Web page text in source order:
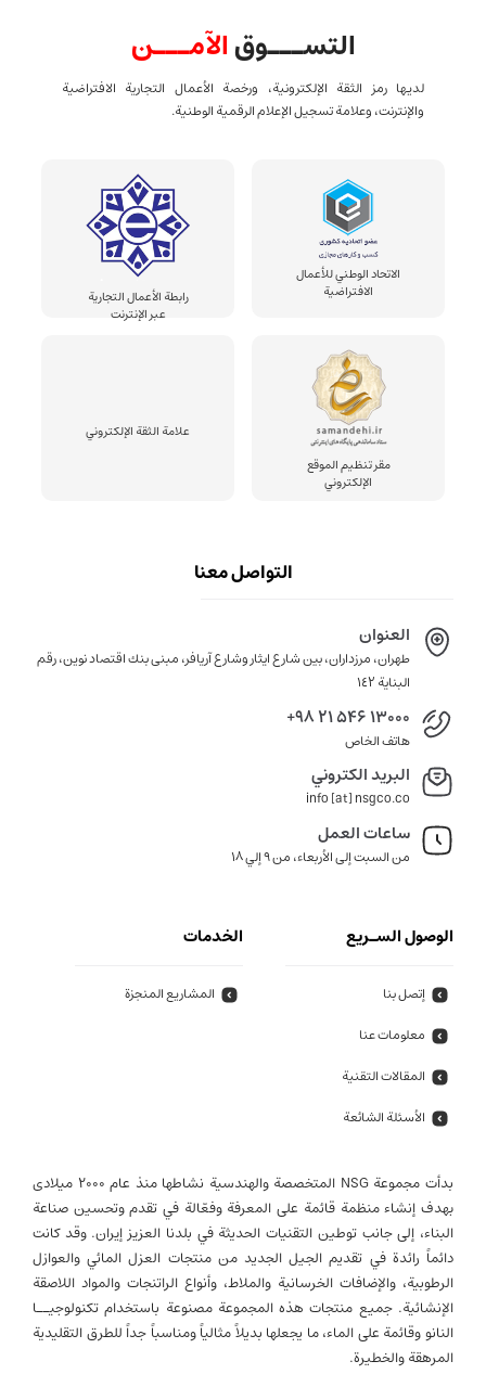
التســـوقالآمـــن
لديها رمز الثقة الإلكترونية، ورخصة الأعمال التجارية الافتراضية
والإنترنت، وعلامة تسجيل الإعلام الرقمية الوطنية.
الاتحاد الوطني للأعمال
الافتراضية
رابطة الأعمال التجارية
عبر الإنترنت
مقر تنظيم الموقع
الإلكتروني
علامة الثقة الإلكتروني
التواصل معنا
العنوان
طهران، مرزداران، بين شارع ايثار وشارع آريافر، مبنى بنك اقتصاد نوين، رقم
البناية ١٤٢
+98 21 546 13000
هاتف الخاص
البريد الكتروني
info [at] nsgco.co
ساعات العمل
من السبت إلى الأربعاء، من 9 إلي 18
الوصول السـريع
إتصل بنا
معلومات عنا
المقالات التقنية
الأسئلة الشائعة
الخدمات
المشاريع المنجزة
بدأت مجموعة NSG المتخصصة والهندسية نشاطها منذ عام 2000 میلادی
بهدف إنشاء منظمة قائمة على المعرفة وفعّالة في تقدم وتحسين صناعة
البناء، إلى جانب توطين التقنيات الحديثة في بلدنا العزيز إيران. وقد كانت
دائماً رائدة في تقديم الجيل الجديد من منتجات العزل المائي والعوازل
الرطوبية، والإضافات الخرسانية والملاط، وأنواع الراتنجات والمواد اللاصقة
الإنشائية. جميع منتجات هذه المجموعة مصنوعة باستخدام تكنولوجيــا
النانو وقائمة على الماء، ما يجعلها بديلاً مثالياً ومناسباً جداً للطرق التقليدية
المرهقة والخطيرة.